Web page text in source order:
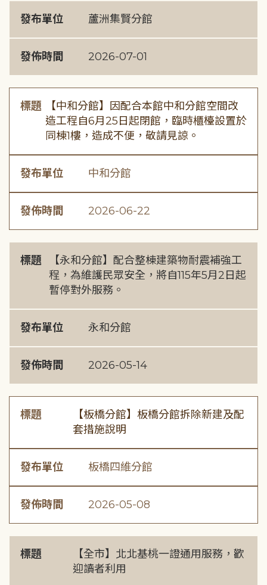
發布單位 蘆洲集賢分館
發佈時間 2026-07-01
標題
【中和分館】因配合本館中和分館空間改
造工程自6月25日起閉館，臨時櫃檯設置於
同棟1樓，造成不便，敬請見諒。
發布單位 中和分館
發佈時間 2026-06-22
標題
【永和分館】配合整棟建築物耐震補強工
程，為維護民眾安全，將自115年5月2日起
暫停對外服務。
發布單位 永和分館
發佈時間 2026-05-14
標題
【板橋分館】板橋分館拆除新建及配
套措施說明
發布單位 板橋四維分館
發佈時間 2026-05-08
標題
【全市】北北基桃一證通用服務，歡
迎讀者利用